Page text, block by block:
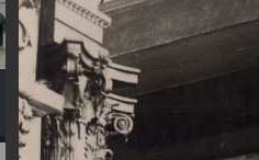
Экскурсия